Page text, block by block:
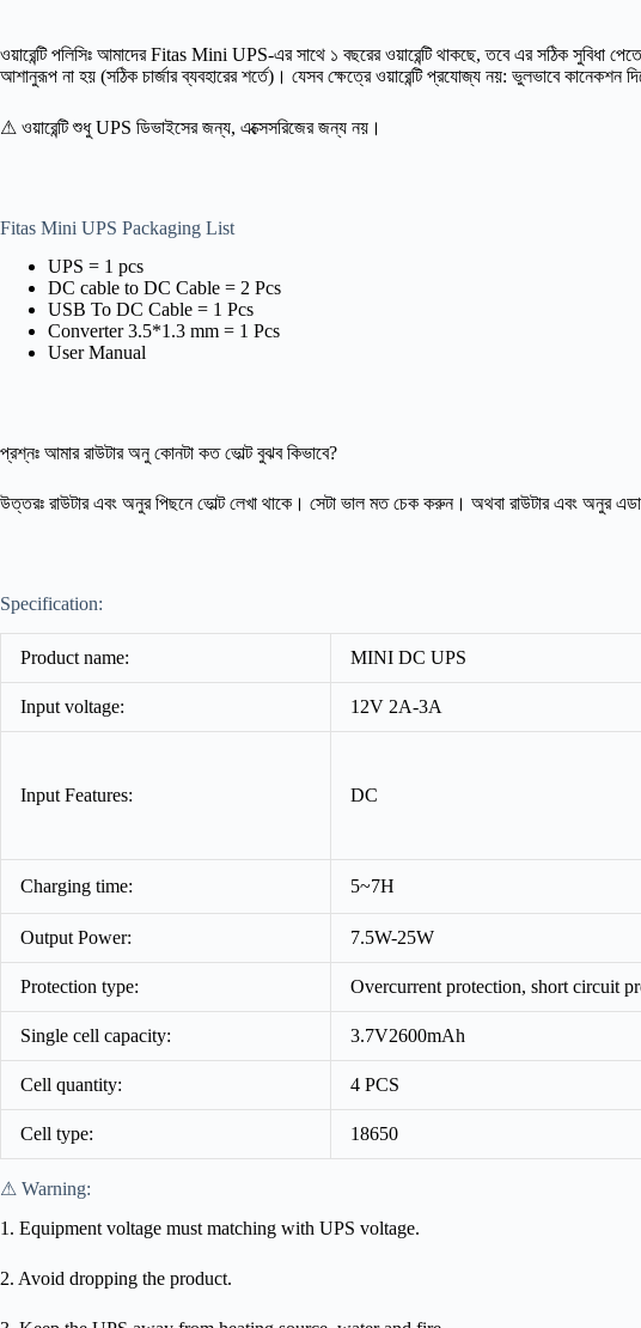
ওয়ারেন্টি পলিসিঃ আমাদের Fitas Mini UPS-এর সাথে ১ বছরের ওয়ারেন্টি থাকছে, তবে এর সঠিক সুবিধা
আশানুরূপ না হয় (সঠিক চার্জার ব্যবহারের শর্তে)। যেসব ক্ষেত্রে ওয়ারেন্টি প্রযোজ্য নয়: ভুলভাবে
⚠ ওয়ারেন্টি শুধু UPS ডিভাইসের জন্য, এক্সেসরিজের জন্য নয়।
Fitas Mini UPS Packaging List
UPS = 1 pcs
DC cable to DC Cable = 2 Pcs
USB To DC Cable = 1 Pcs
Converter 3.5*1.3 mm = 1 Pcs
User Manual
প্রশ্নঃ আমার রাউটার অনু কোনটা কত ভোল্ট বুঝব কিভাবে?
উত্তরঃ রাউটার এবং অনুর পিছনে ভোল্ট লেখা থাকে। সেটা ভাল মত চেক করুন। অথবা রাউটার এবং অনুর
Specification:
Product name: MINI DC UPS
Input voltage: 12V 2A-3A
Input Features: DC
Charging time: 5~7H
Output Power: 7.5W-25W
Protection type: Overcurrent protection, short circuit
Single cell capacity: 3.7V2600mAh
Cell quantity: 4 PCS
Cell type: 18650
⚠ Warning:
1. Equipment voltage must matching with UPS voltage.
2. Avoid dropping the product.